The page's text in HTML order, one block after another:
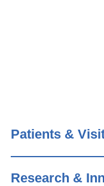
Patients &
Research &